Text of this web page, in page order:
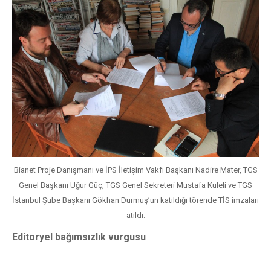
Bianet Proje Danışmanı ve İPS İletişim Vakfı Başkanı Nadire Mater, TGS
Genel Başkanı Uğur Güç, TGS Genel Sekreteri Mustafa Kuleli ve TGS
İstanbul Şube Başkanı Gökhan Durmuş’un katıldığı törende TİS imzaları
atıldı.
Editoryel bağımsızlık vurgusu